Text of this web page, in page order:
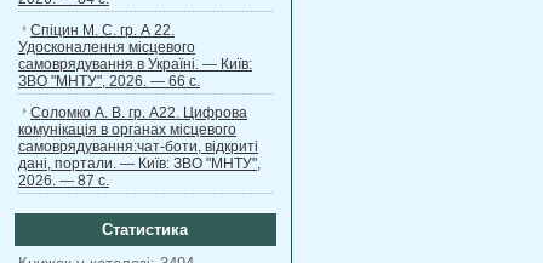
Спіцин М. С. гр. А 22.
Удосконалення місцевого
самоврядування в Україні. — Київ:
ЗВО "МНТУ", 2026. — 66 с.
Соломко А. В. гр. А22. Цифрова
комунікація в органах місцевого
самоврядування:чат-боти, відкриті
дані, портали. — Київ: ЗВО "МНТУ",
2026. — 87 с.
Статистика